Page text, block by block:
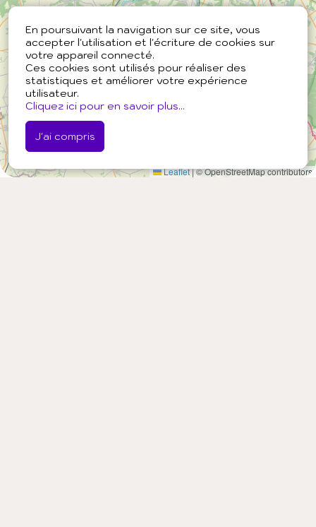
En poursuivant la navigation sur ce site, vous
accepter l'utilisation et l'écriture de cookies sur
votre appareil connecté.
Ces cookies sont utilisés pour réaliser des
statistiques et améliorer votre expérience
utilisateur.
Cliquez ici pour en savoir plus...
J'ai compris
Leaflet|© OpenStreetMap contributors